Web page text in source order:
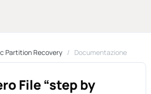
Partition Recovery Documentazione
File “step by